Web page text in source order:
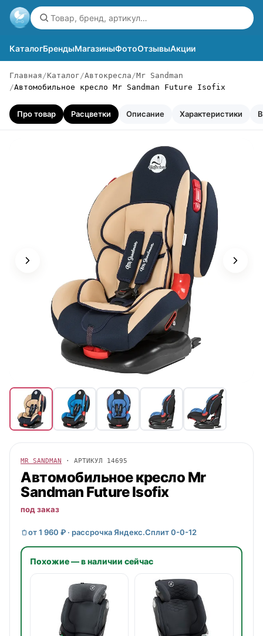
КаталогБрендыМагазиныФотоОтзывыАкции
Главная Каталог Автокресла Mr Sandman
Автомобильное кресло Mr Sandman Future Isofix
Про товар Расцветки Описание Характеристики
MR SANDMAN · АРТИКУЛ 14695
Автомобильное кресло Mr
Sandman Future Isofix
под заказ
от 1 960 ₽ · рассрочка Яндекс.Сплит 0-0-12
Похожие — в наличии сейчас